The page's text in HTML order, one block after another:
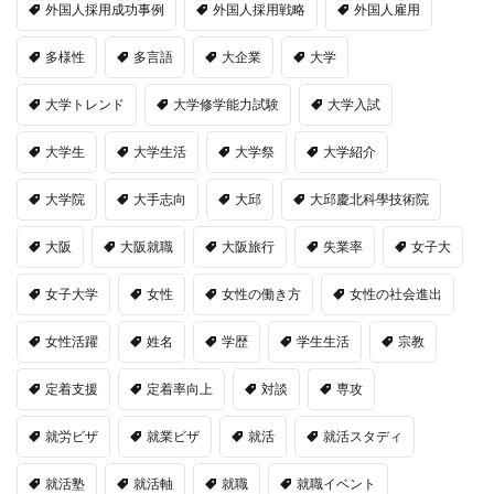
外国人採用成功事例 外国人採用戦略 外国人雇用
多様性 多言語 大企業 大学
大学トレンド 大学修学能力試験 大学入試
大学生 大学生活 大学祭 大学紹介
大学院 大手志向 大邱 大邱慶北科學技術院
大阪 大阪就職 大阪旅行 失業率 女子大
女子大学 女性 女性の働き方 女性の社会進出
女性活躍 姓名 学歴 学生生活 宗教
定着支援 定着率向上 対談 専攻
就労ビザ 就業ビザ 就活 就活スタディ
就活塾 就活軸 就職 就職イベント